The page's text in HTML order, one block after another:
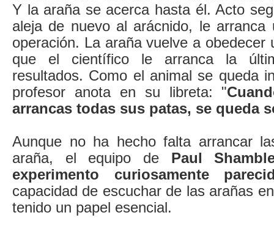
Y la araña se acerca hasta él. Acto
aleja de nuevo al arácnido, le
operación. La araña vuelve a obedecer
que el científico le arranca la
resultados. Como el animal se queda
profesor anota en su libreta: "
arrancas todas sus patas, se queda
Aunque no ha hecho falta arrancar
araña, el equipo de Paul
experimento curiosamente
capacidad de escuchar de las arañas
tenido un papel esencial.